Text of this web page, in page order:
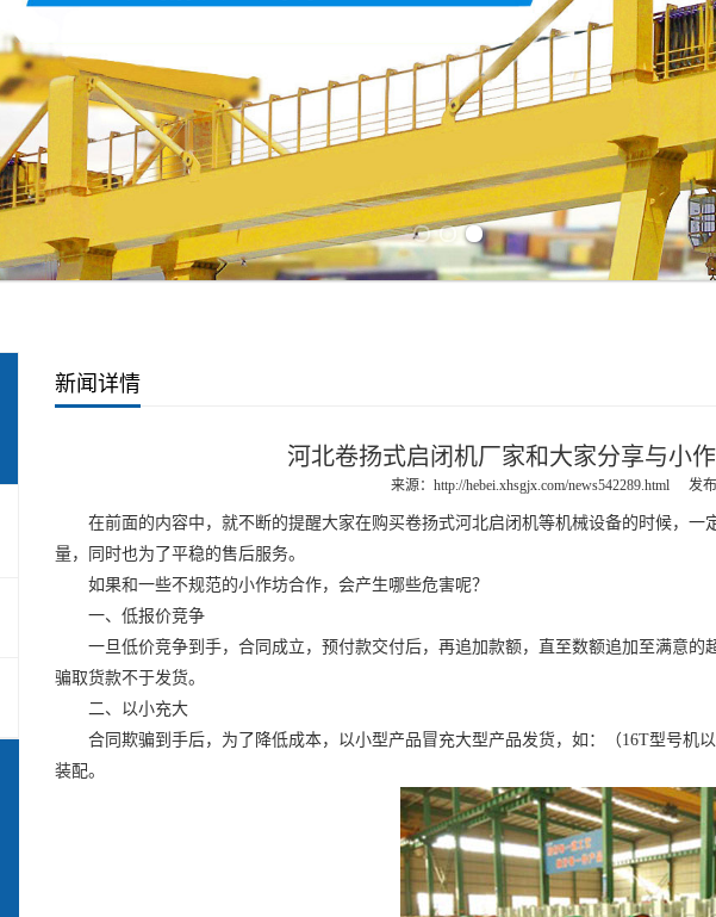
新闻详情
河北卷扬式启闭机厂家和大家分享与小
来源： http://hebei.xhsgjx.com/news542289.html 发
在前面的内容中，就不断的提醒大家在购买卷扬式河北启闭机等机械设备的时候，一
量，同时也为了平稳的售后服务。
如果和一些不规范的小作坊合作，会产生哪些危害呢？
一、低报价竞争
一旦低价竞争到手，合同成立，预付款交付后，再追加款额，直至数额追加至满意的
骗取货款不于发货。
二、以小充大
合同欺骗到手后，为了降低成本，以小型产品冒充大型产品发货，如：（16T型号机
装配。